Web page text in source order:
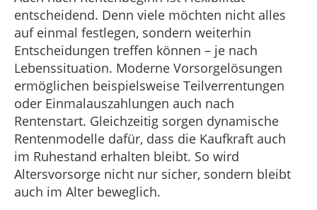
entscheidend. Denn viele möchten nicht alles
auf einmal festlegen, sondern weiterhin
Entscheidungen treffen können – je nach
Lebenssituation. Moderne Vorsorgelösungen
ermöglichen beispielsweise Teilverrentungen
oder Einmalauszahlungen auch nach
Rentenstart. Gleichzeitig sorgen dynamische
Rentenmodelle dafür, dass die Kaufkraft auch
im Ruhestand erhalten bleibt. So wird
Altersvorsorge nicht nur sicher, sondern bleibt
auch im Alter beweglich.